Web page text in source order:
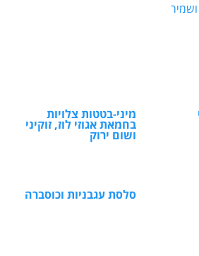
מיני-בטטות צלויות
בחמאת אגוזי לוז, זוקיני
ושום ירוק
סלסת עגבניות וכוסברה